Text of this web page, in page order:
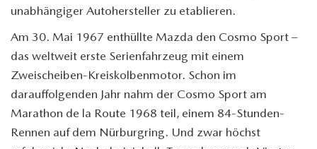
unabhängiger Autohersteller zu etablieren.
Am 30. Mai 1967 enthüllte Mazda den Cosmo Sport –
das weltweit erste Serienfahrzeug mit einem
Zweischeiben-Kreiskolbenmotor. Schon im
darauffolgenden Jahr nahm der Cosmo Sport am
Marathon de la Route 1968 teil, einem 84-Stunden-
Rennen auf dem Nürburgring. Und zwar höchst